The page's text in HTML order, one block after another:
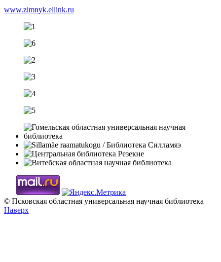
www.zimnyk.ellink.ru
© Псковская областная универсальная научная библиотека
Наверх